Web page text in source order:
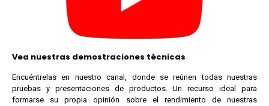
Vea nuestras demostraciones técnicas
Encuéntrelas en nuestro canal, donde se reúnen todas nuestras
pruebas y presentaciones de productos. Un recurso ideal para
formarse su propia opinión sobre el rendimiento de nuestras